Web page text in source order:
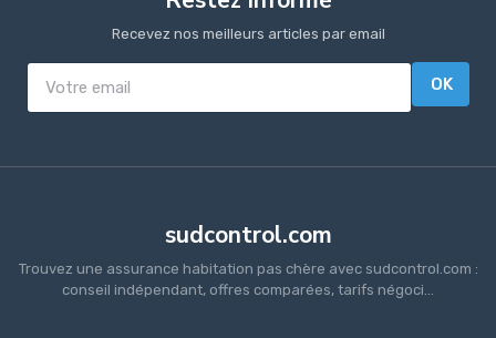
Recevez nos meilleurs articles par email
OK
sudcontrol.com
Trouvez une assurance habitation pas chère avec sudcontrol.com :
conseil indépendant, offres comparées, tarifs négoci...